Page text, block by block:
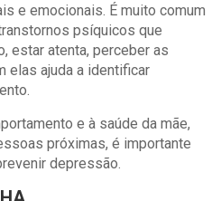
e emocionais. É muito comum
psíquicos que
estar atenta, perceber as
elas ajuda a identificar
e à saúde da mãe,
próximas, é importante
depressão.